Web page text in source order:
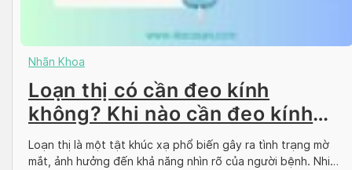
Nhãn Khoa
Loạn thị có cần đeo kính
không? Khi nào cần đeo kính
loạn thị?
Loạn thị là một tật khúc xạ phổ biến gây ra tình trạng mờ
mắt, ảnh hưởng đến khả năng nhìn rõ của người bệnh. Nhiều